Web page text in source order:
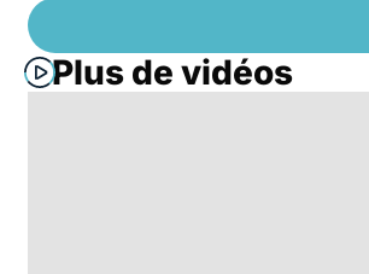
Plus de vidéos